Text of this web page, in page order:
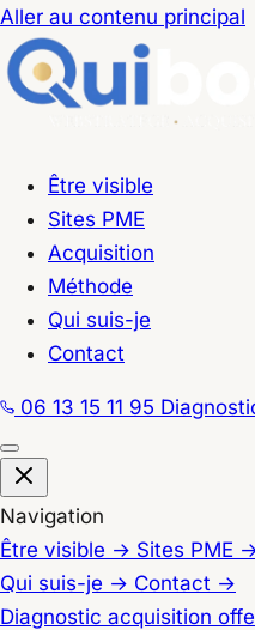
Aller au contenu principal
Être visible
Sites PME
Acquisition
Méthode
Qui suis-je
Contact
06 13 15 11 95
Navigation
Être visible → Sites PME
Qui suis-je → Contact →
Diagnostic acquisition